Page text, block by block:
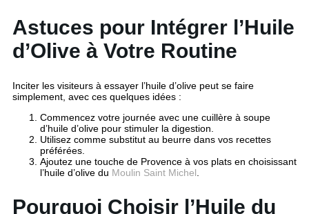
Astuces pour Intégrer l’Huile
d’Olive à Votre Routine
Inciter les visiteurs à essayer l’huile d’olive peut se faire
simplement, avec ces quelques idées :
Commencez votre journée avec une cuillère à soupe
d’huile d’olive pour stimuler la digestion.
Utilisez comme substitut au beurre dans vos recettes
préférées.
Ajoutez une touche de Provence à vos plats en choisissant
l’huile d’olive du Moulin Saint Michel.
Pourquoi Choisir l’Huile du